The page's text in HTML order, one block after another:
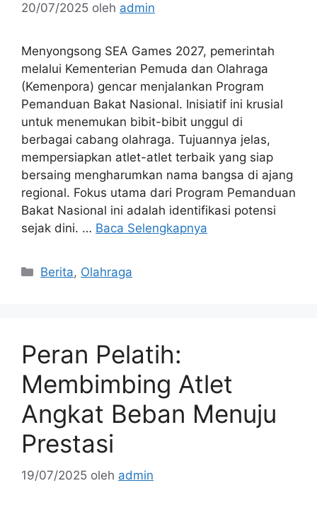
20/07/2025 oleh admin
Menyongsong SEA Games 2027, pemerintah
melalui Kementerian Pemuda dan Olahraga
(Kemenpora) gencar menjalankan Program
Pemanduan Bakat Nasional. Inisiatif ini krusial
untuk menemukan bibit-bibit unggul di
berbagai cabang olahraga. Tujuannya jelas,
mempersiapkan atlet-atlet terbaik yang siap
bersaing mengharumkan nama bangsa di ajang
regional. Fokus utama dari Program Pemanduan
Bakat Nasional ini adalah identifikasi potensi
sejak dini. … Baca Selengkapnya
Kategori
Berita, Olahraga
Peran Pelatih:
Membimbing Atlet
Angkat Beban Menuju
Prestasi
19/07/2025 oleh admin